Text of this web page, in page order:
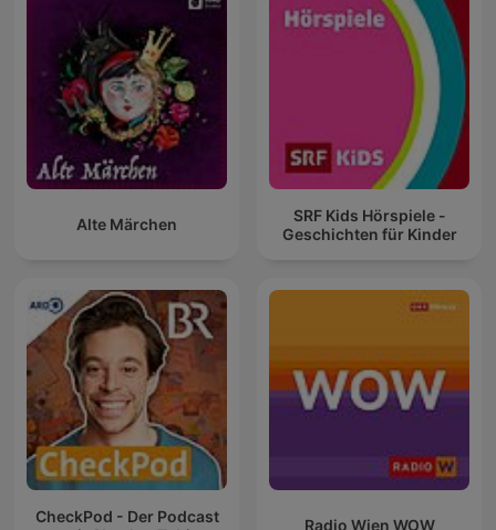
Alte Märchen
SRF Kids Hörspiele -
Geschichten für Kinder
CheckPod - Der Podcast
Radio Wien WOW